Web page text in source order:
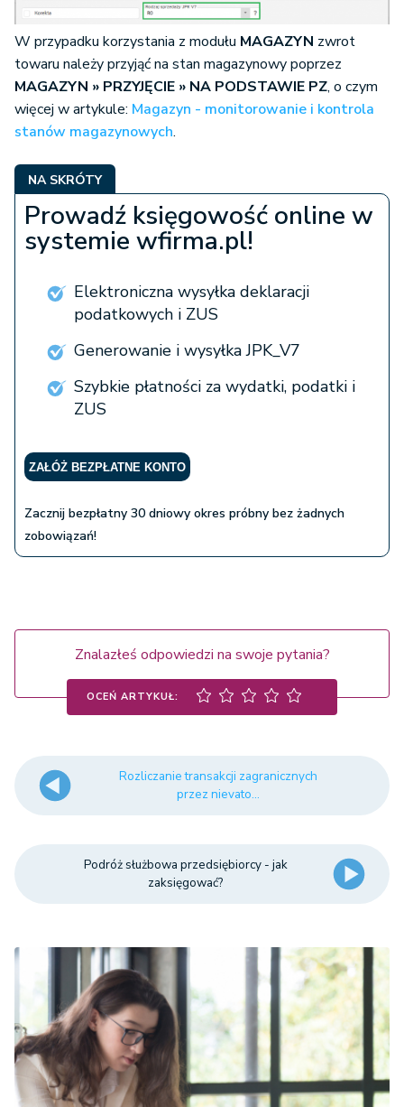
W przypadku korzystania z modułu MAGAZYN zwrot
towaru należy przyjąć na stan magazynowy poprzez
MAGAZYN » PRZYJĘCIE » NA PODSTAWIE PZ, o czym
więcej w artykule: Magazyn - monitorowanie i kontrola
stanów magazynowych.
NA SKRÓTY
Prowadź księgowość online w
systemie wfirma.pl!
Elektroniczna wysyłka deklaracji
podatkowych i ZUS
Generowanie i wysyłka JPK_V7
Szybkie płatności za wydatki, podatki i
ZUS
ZAŁÓŻ BEZPŁATNE KONTO
Zacznij bezpłatny 30 dniowy okres próbny bez żadnych
zobowiązań!
Znalazłeś odpowiedzi na swoje pytania?
OCEŃ ARTYKUŁ:
Rozliczanie transakcji zagranicznych
przez nievato...
Podróż służbowa przedsiębiorcy - jak
zaksięgować?